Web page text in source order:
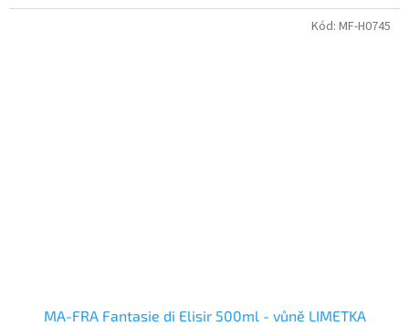
MA-FRA Fantasie di Elisir 500ml - vůně LIMETKA
Kód: MF-H0745